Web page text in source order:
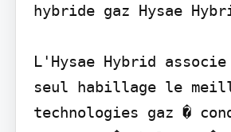
hybride gaz Hysae
L'Hysae Hybrid associe
seul habillage le
technologies gaz �